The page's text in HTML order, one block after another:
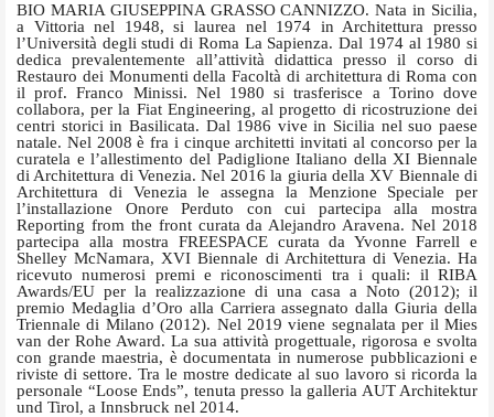
BIO MARIA GIUSEPPINA GRASSO CANNIZZO. Nata in Sicilia,
a Vittoria nel 1948, si laurea nel 1974 in Architettura presso
l’Università degli studi di Roma La Sapienza. Dal 1974 al 1980 si
dedica prevalentemente all’attività didattica presso il corso di
Restauro dei Monumenti della Facoltà di architettura di Roma con
il prof. Franco Minissi. Nel 1980 si trasferisce a Torino dove
collabora, per la Fiat Engineering, al progetto di ricostruzione dei
centri storici in Basilicata. Dal 1986 vive in Sicilia nel suo paese
natale. Nel 2008 è fra i cinque architetti invitati al concorso per la
curatela e l’allestimento del Padiglione Italiano della XI Biennale
di Architettura di Venezia. Nel 2016 la giuria della XV Biennale di
Architettura di Venezia le assegna la Menzione Speciale per
l’installazione Onore Perduto con cui partecipa alla mostra
Reporting from the front curata da Alejandro Aravena. Nel 2018
partecipa alla mostra FREESPACE curata da Yvonne Farrell e
Shelley McNamara, XVI Biennale di Architettura di Venezia. Ha
ricevuto numerosi premi e riconoscimenti tra i quali: il RIBA
Awards/EU per la realizzazione di una casa a Noto (2012); il
premio Medaglia d’Oro alla Carriera assegnato dalla Giuria della
Triennale di Milano (2012). Nel 2019 viene segnalata per il Mies
van der Rohe Award. La sua attività progettuale, rigorosa e svolta
con grande maestria, è documentata in numerose pubblicazioni e
riviste di settore. Tra le mostre dedicate al suo lavoro si ricorda la
personale “Loose Ends”, tenuta presso la galleria AUT Architektur
und Tirol, a Innsbruck nel 2014.